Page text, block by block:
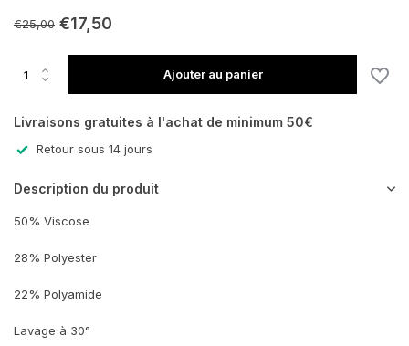
€25,00 €17,50
Ajouter au panier
Livraisons gratuites à l'achat de minimum 50€
Retour sous 14 jours
Description du produit
50% Viscose
28% Polyester
22% Polyamide
Lavage à 30°